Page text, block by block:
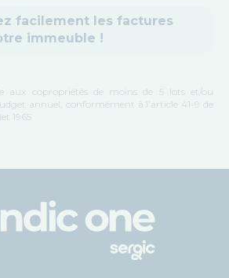
facilement les factures
immeuble !
aux copropriétés de moins de 5 lots et/ou
annuel, conformément à l’article 41-9 de
1965